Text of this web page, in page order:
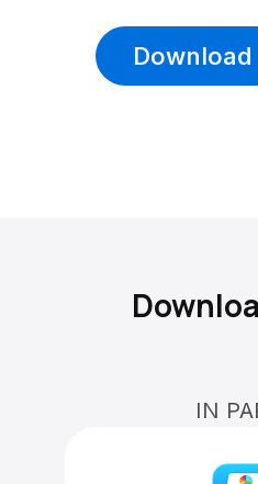
Download
IN